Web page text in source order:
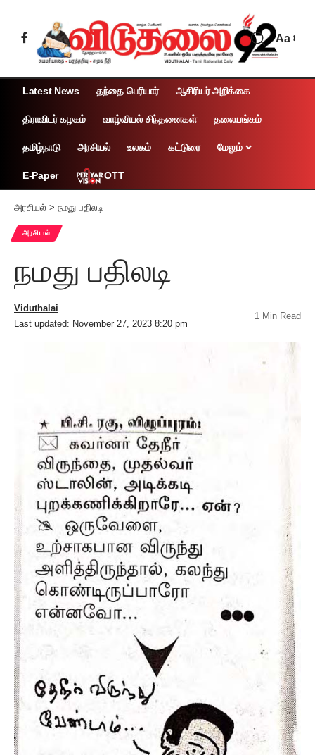
Aa
Latest News தந்தை பெரியார் ஆசிரியர் அறிக்கை
திராவிடர் கழகம் வாழ்வியல் சிந்தனைகள் தலையங்கம்
தமிழ்நாடு அரசியல் உலகம் கட்டுரை மேலும்
E-Paper OTT
அரசியல் > நமது பதிலடி
அரசியல்
நமது பதிலடி
Last updated: November 27, 2023 8:20 pm
Viduthalai
1 Min Read